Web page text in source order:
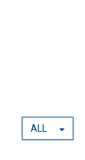
ALL